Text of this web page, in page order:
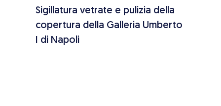
Sigillatura vetrate e pulizia della
copertura della Galleria Umberto
I di Napoli